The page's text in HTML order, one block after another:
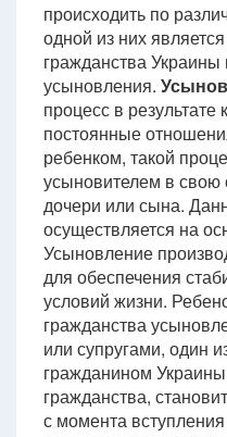
происходить по
одной из них
гражданства Украины
усыновления.
процесс в
постоянные
ребенком, такой
усыновителем в
дочери или сына.
осуществляется на
Усыновление
для обеспечения
условий жизни.
гражданства
или супругами, один
гражданином
гражданства,
с момента